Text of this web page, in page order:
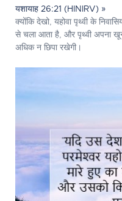
यशायाह 26:21 (HINIRV) »
क्योंकि देखो, यहोवा पृथ्वी के
से चला आता है, और पृथ्वी अपना
अधिक न छिपा रखेगी।